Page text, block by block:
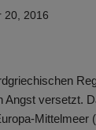
20, 2016
Angst versetzt.
Mittelmeer